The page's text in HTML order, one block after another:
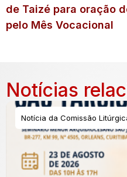
de Taizé para oração
pelo Mês Vocacional
Notícias
Notícia da Comissão